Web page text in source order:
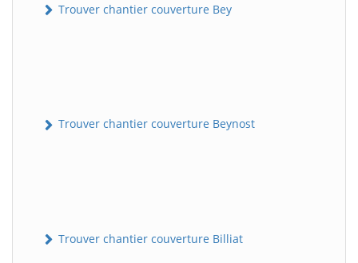
Trouver chantier couverture Bey
Trouver chantier couverture Beynost
Trouver chantier couverture Billiat